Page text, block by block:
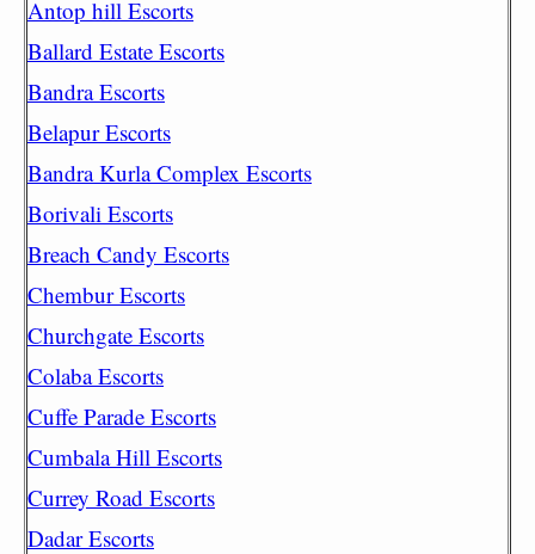
Antop hill Escorts
Ballard Estate Escorts
Bandra Escorts
Belapur Escorts
Bandra Kurla Complex Escorts
Borivali Escorts
Breach Candy Escorts
Chembur Escorts
Churchgate Escorts
Colaba Escorts
Cuffe Parade Escorts
Cumbala Hill Escorts
Currey Road Escorts
Dadar Escorts